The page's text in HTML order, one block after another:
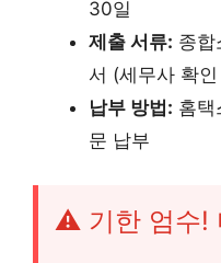
30일
제출 서류: 종합
서 (세무사 확
납부 방법: 홈택
문 납부
⚠️ 기한 엄수!